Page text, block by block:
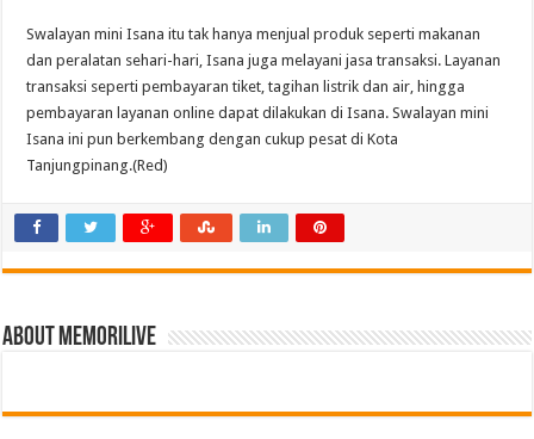
Swalayan mini Isana itu tak hanya menjual produk seperti makanan
dan peralatan sehari-hari, Isana juga melayani jasa transaksi. Layanan
transaksi seperti pembayaran tiket, tagihan listrik dan air, hingga
pembayaran layanan online dapat dilakukan di Isana. Swalayan mini
Isana ini pun berkembang dengan cukup pesat di Kota
Tanjungpinang.(Red)
About memorilive